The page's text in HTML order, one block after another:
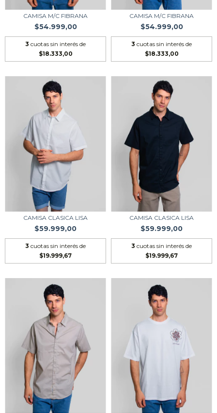
CAMISA M/C FIBRANA
$54.999,00
3 cuotas sin interés de
$18.333,00
CAMISA M/C FIBRANA
$54.999,00
3 cuotas sin interés de
$18.333,00
CAMISA CLASICA LISA
$59.999,00
3 cuotas sin interés de
$19.999,67
CAMISA CLASICA LISA
$59.999,00
3 cuotas sin interés de
$19.999,67